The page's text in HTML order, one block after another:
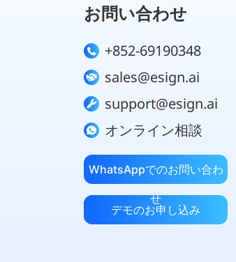
お問い合わせ
+852-69190348
sales@esign.ai
support@esign.ai
オンライン相談
WhatsAppでのお問い合わ
せ
デモのお申し込み